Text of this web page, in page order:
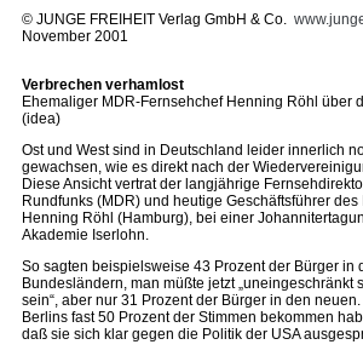
© JUNGE FREIHEIT Verlag GmbH & Co.
November 2001
Verbrechen verhamlost
Ehemaliger MDR-Fernsehchef Henning Röhl über
(idea)
Ost und West sind in Deutschland leider innerlich
gewachsen, wie es direkt nach der
Diese Ansicht vertrat der langjährige
Rundfunks (MDR) und heutige Geschäftsführer
Henning Röhl (Hamburg), bei einer
Akademie Iserlohn.
So sagten beispielsweise 43 Prozent der Bürger in
Bundesländern, man müßte jetzt „uneingeschränkt
sein“, aber nur 31 Prozent der Bürger in den
Berlins fast 50 Prozent der Stimmen bekommen
daß sie sich klar gegen die Politik der USA